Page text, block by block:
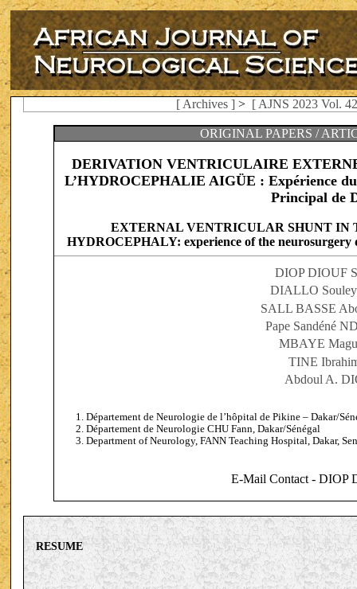
[ Archives ] > [ AJNS 2023 Vol.
ORIGINAL PAPERS /
DERIVATION VENTRICULAIRE
L’HYDROCEPHALIE AIGÜE : Expérience
Principal de
EXTERNAL VENTRICULAR SHUNT IN
HYDROCEPHALY: experience of the
DIOP DIOUF
DIALLO
SALL BASSE
Pape Sandéné
MBAYE
TINE
Abdoul A.
Département de Neurologie de l’hôpital de Pikine – Dakar/
Département de Neurologie CHU Fann, Dakar/Sénégal
Department of Neurology, FANN Teaching Hospital, Dakar,
E-Mail Contact - DIOP
RESUME